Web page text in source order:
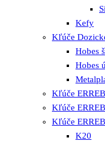
Kefy
Kľúče
Hobes
Hobes
Kľúče
Kľúče
Kľúče
K20